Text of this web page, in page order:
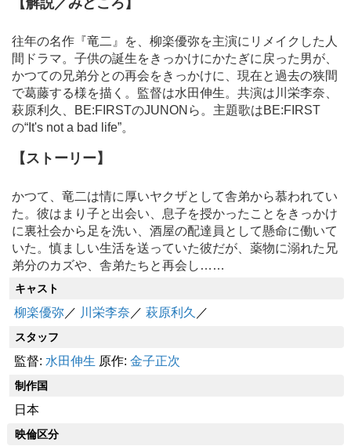
【解説／みどころ】
往年の名作『竜二』を、柳楽優弥を主演にリメイクした人
間ドラマ。子供の誕生をきっかけにかたぎに戻った男が、
かつての兄弟分との再会をきっかけに、現在と過去の狭間
で葛藤する様を描く。監督は水田伸生。共演は川栄李奈、
萩原利久、BE:FIRSTのJUNONら。主題歌はBE:FIRST
の“It's not a bad life”。
【ストーリー】
かつて、竜二は情に厚いヤクザとして舎弟から慕われてい
た。彼はまり子と出会い、息子を授かったことをきっかけ
に裏社会から足を洗い、酒屋の配達員として懸命に働いて
いた。慎ましい生活を送っていた彼だが、薬物に溺れた兄
弟分のカズや、舎弟たちと再会し……
キャスト
柳楽優弥／ 川栄李奈 ／萩原利久 ／
スタッフ
監督: 水田伸生 原作:金子正次
制作国
日本
映倫区分